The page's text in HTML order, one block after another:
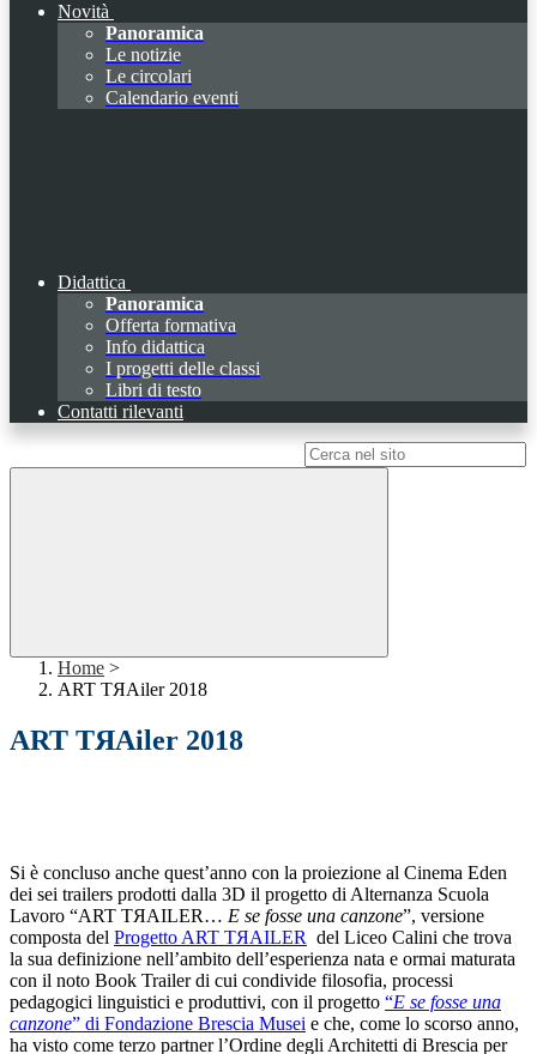
Novità
Panoramica
Le notizie
Le circolari
Calendario eventi
Didattica
Panoramica
Offerta formativa
Info didattica
I progetti delle classi
Libri di testo
Contatti rilevanti
Home >
ART TЯAiler 2018
ART TЯAiler 2018
Si è concluso anche quest’anno con la proiezione al Cinema Eden
dei sei trailers prodotti dalla 3D il progetto di Alternanza Scuola
Lavoro “ART TЯAILER… E se fosse una canzone”, versione
composta del Progetto ART TЯAILER del Liceo Calini che trova
la sua definizione nell’ambito dell’esperienza nata e ormai maturata
con il noto Book Trailer di cui condivide filosofia, processi
pedagogici linguistici e produttivi, con il progetto “E se fosse una
canzone” di Fondazione Brescia Musei e che, come lo scorso anno,
ha visto come terzo partner l’Ordine degli Architetti di Brescia per